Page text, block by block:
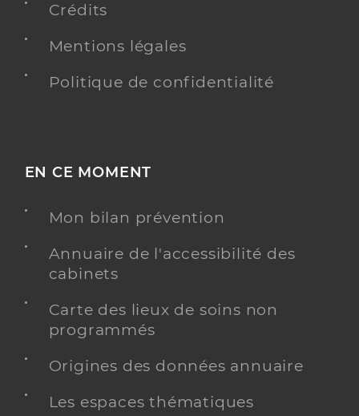
Crédits
Mentions légales
Politique de confidentialité
EN CE MOMENT
Mon bilan prévention
Annuaire de l'accessibilité des
cabinets
Carte des lieux de soins non
programmés
Origines des données annuaire
Les espaces thématiques